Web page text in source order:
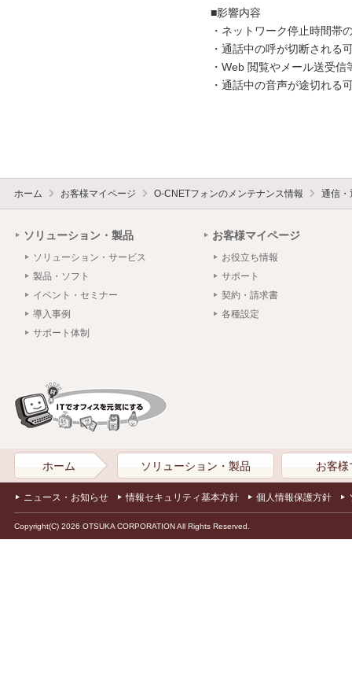
■影響内容
・ネットワーク停止時間帯
・通話中の呼が切断される
・Web 閲覧やメール送受
・通話中の音声が途切れる
ホーム お客様マイページ O-CNETフォンのメンテナンス情報 通信・
ソリューション・製品
ソリューション・サービス
製品・ソフト
イベント・セミナー
導入事例
サポート体制
お客様マイページ
お役立ち情報
サポート
契約・請求書
各種設定
ホーム ソリューション・製品 お客様
ニュース・お知らせ 情報セキュリティ基本方針 個人情報保護方針
Copyright(C) 2026 OTSUKA CORPORATION All Rights Reserved.